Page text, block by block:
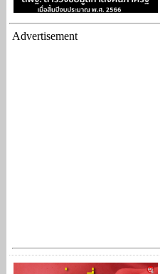
Advertisement